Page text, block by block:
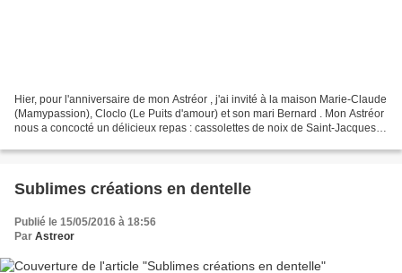
Hier, pour l'anniversaire de mon Astréor , j'ai invité à la maison Marie-Claude
(Mamypassion), Cloclo (Le Puits d'amour) et son mari Bernard . Mon Astréor
nous a concocté un délicieux repas : cassolettes de noix de Saint-Jacques
Sublimes créations en dentelle
Publié le 15/05/2016 à 18:56
Par Astreor